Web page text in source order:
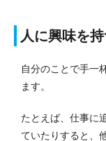
人に興味を
自分のことで手一
ます。
たとえば、仕事に
ていたりすると、